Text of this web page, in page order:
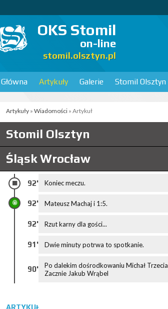
OKS Stomil
on-line
stomil.olsztyn.pl
Główna Artykuły Galerie Stomil Olsztyn
Artykuły » Wiadomości » Artykuł
Stomil Olsztyn
Śląsk Wrocław
92' Koniec meczu.
92' Mateusz Machaj i 1:5.
92' Rzut karny dla gości...
91' Dwie minuty potrwa to spotkanie.
90'
Po dalekim dośrodkowaniu Michał
Zacznie Jakub Wrąbel
ARTYKUŁ